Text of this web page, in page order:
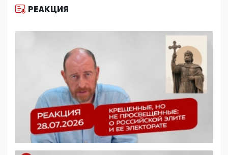
11:53, 09 Июня 2026
деятельность ИИТО ЮНЕСКО в России, но
цифроглобалисты продолжают определять
повестку в образовании
09:43, 01 Июня 2026
5G за счет здоровья граждан: Минцифры намерено
отобрать у регионов и муниципалитетов право
защищать жилые дома и социальные объекты от
05:58, 26 Мая 2026
Роскомнадзор освободили от борца с
деструктивным и опасным контентом
07:39, 25 Мая 2026
РЕАКЦИЯ